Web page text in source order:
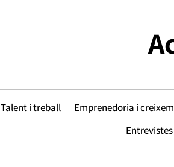
Talent i treball Emprenedoria i
Entrevistes